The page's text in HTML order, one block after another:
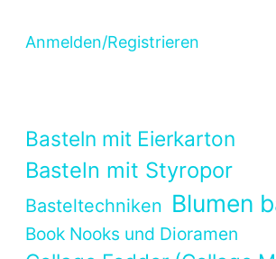
Anmelden/Registrieren
Basteln mit Eierkarton
Basteln mit Styropor
Basteltechniken Blumen
Book Nooks und Dioramen